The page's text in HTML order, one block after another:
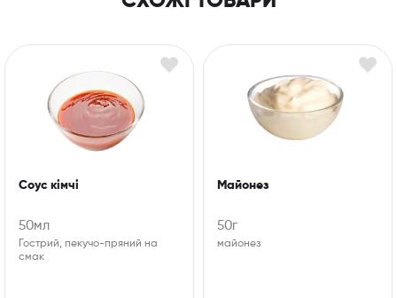
Соус кімчі
50мл
Гострий, пекучо-пряний на
смак
Майонез
50г
майонез